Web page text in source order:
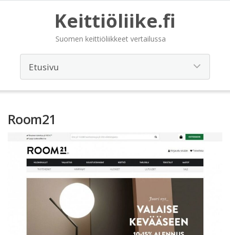
Keittiöliike.fi
Suomen keittiöliikkeet vertailussa
Room21